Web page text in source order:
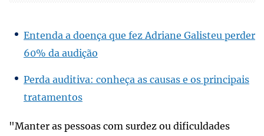
Entenda a doença que fez Adriane Galisteu perder
60% da audição
Perda auditiva: conheça as causas e os principais
tratamentos
"Manter as pessoas com surdez ou dificuldades